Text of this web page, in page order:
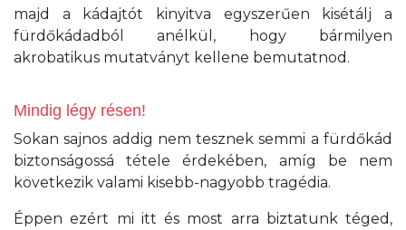
majd a kádajtót kinyitva egyszerűen kisétálj a
fürdőkádadból anélkül, hogy bármilyen
akrobatikus mutatványt kellene bemutatnod.
Mindig légy résen!
Sokan sajnos addig nem tesznek semmi a fürdőkád
biztonságossá tétele érdekében, amíg be nem
következik valami kisebb-nagyobb tragédia.
Éppen ezért mi itt és most arra biztatunk téged,